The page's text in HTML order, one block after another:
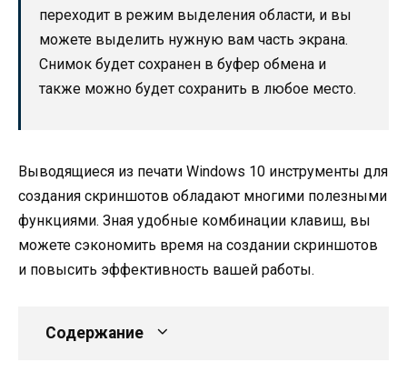
переходит в режим выделения области, и вы
можете выделить нужную вам часть экрана.
Снимок будет сохранен в буфер обмена и
также можно будет сохранить в любое место.
Выводящиеся из печати Windows 10 инструменты для
создания скриншотов обладают многими полезными
функциями. Зная удобные комбинации клавиш, вы
можете сэкономить время на создании скриншотов
и повысить эффективность вашей работы.
Содержание